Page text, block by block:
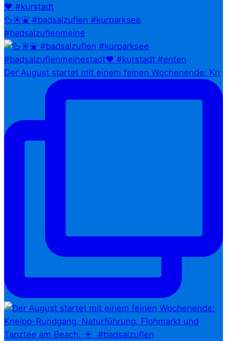
🦆☀️⛲ #badsalzuflen #kurparksee
#badsalzuflenmeine
Der August startet mit einem feinen Wochenende: Kn